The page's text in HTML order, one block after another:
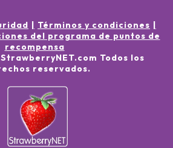
Términos y condiciones
del programa de puntos de
recompensa
Todos los
reservados.